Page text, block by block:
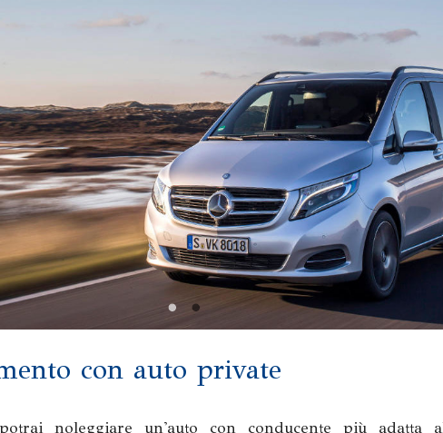
con auto private
noleggiare un'auto con conducente più adatta